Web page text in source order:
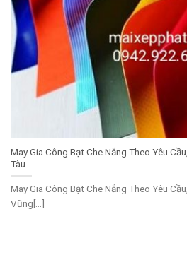
May Gia Công Bạt Che Nắng Theo Yêu
Tàu
May Gia Công Bạt Che Nắng Theo Yêu
Vũng[...]